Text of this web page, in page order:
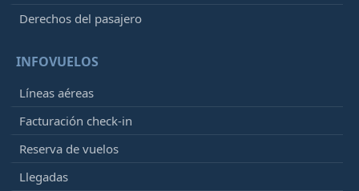
Derechos del pasajero
INFOVUELOS
Líneas aéreas
Facturación check-in
Reserva de vuelos
Llegadas